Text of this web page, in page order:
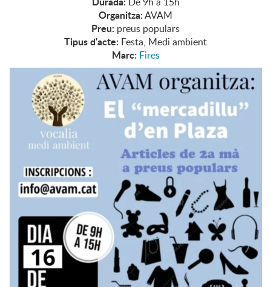
Organitza:AVAM
Preu: preus populars
Tipus d'acte: Festa, Medi ambient
Marc: Fires